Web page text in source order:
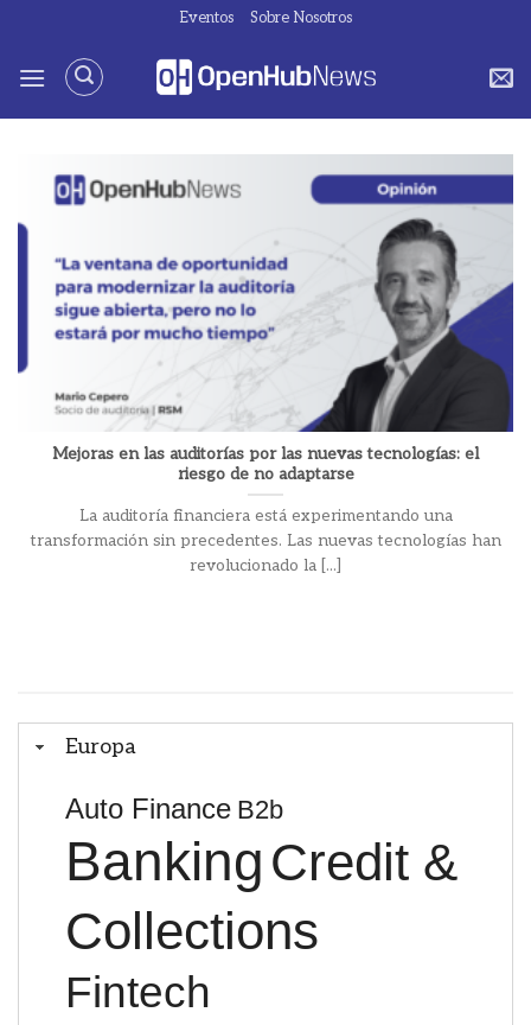
contenido
Eventos Sobre Nosotros
Europa
Auto Finance B2b
Banking Credit &
Collections
Fintech
Mejoras en las auditorías por las nuevas tecnologías: el
riesgo de no adaptarse
La auditoría financiera está experimentando una
transformación sin precedentes. Las nuevas tecnologías han
revolucionado la [...]